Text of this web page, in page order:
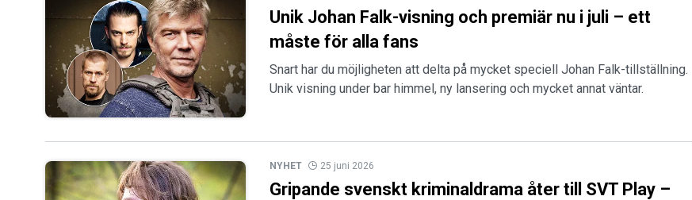
Unik Johan Falk-visning och premiär nu i juli – ett
måste för alla fans
Snart har du möjligheten att delta på mycket speciell Johan Falk-tillställning.
Unik visning under bar himmel, ny lansering och mycket annat väntar.
NYHET 25 juni 2026
Gripande svenskt kriminaldrama åter till SVT Play –